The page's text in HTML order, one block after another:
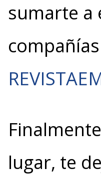
sumarte a
lugar, te